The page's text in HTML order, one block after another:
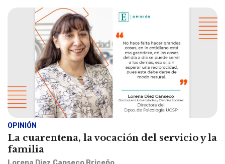
OPINIÓN
La cuarentena, la vocación del servicio y la
familia